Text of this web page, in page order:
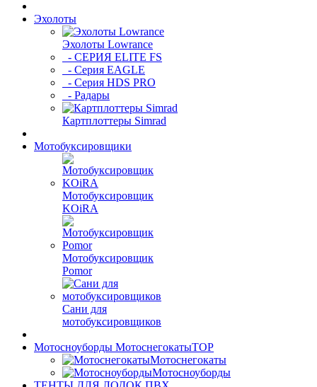
Эхолоты
Эхолоты Lowrance
- СЕРИЯ ELITE FS
- Серия EAGLE
- Серия HDS PRO
- Радары
Картплоттеры Simrad
Мотобуксировщики
Мотобуксировщик
KOiRA
Мотобуксировщик
Pomor
Сани для
мотобуксировщиков
Мотосноуборды МотоснегокатыTOP
Мотоснегокаты
Мотосноуборды